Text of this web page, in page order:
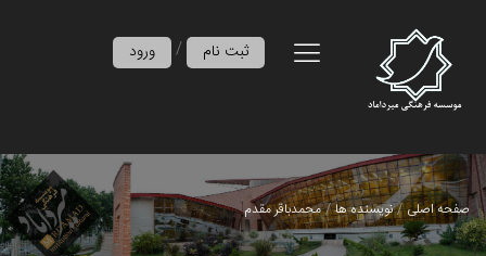
ورود / ثبت نام
صفحه اصلی نویسنده ها محمدباقر مقدم